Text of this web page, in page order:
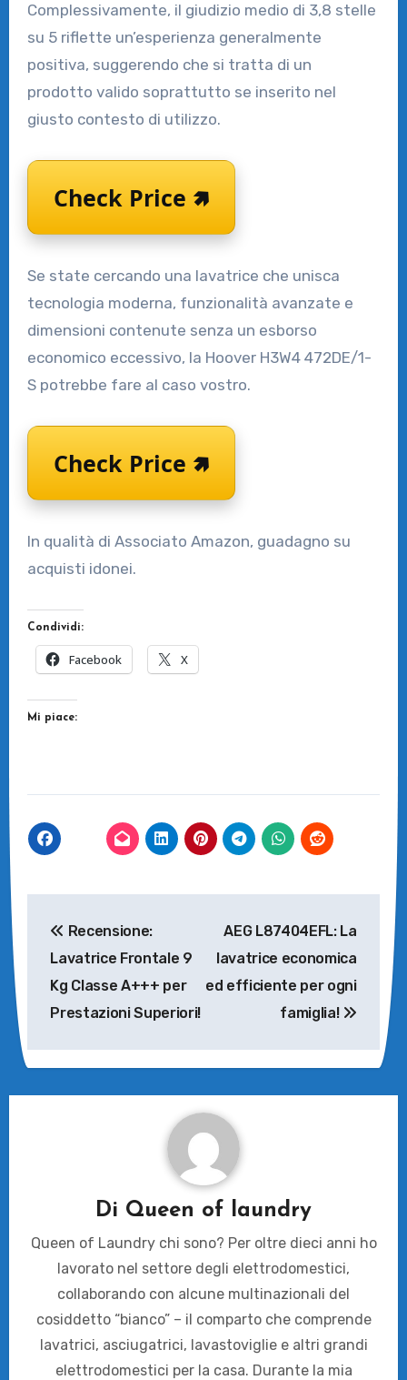
Complessivamente, il giudizio medio di 3,8 stelle
su 5 riflette un’esperienza generalmente
positiva, suggerendo che si tratta di un
prodotto valido soprattutto se inserito nel
giusto contesto di utilizzo.
Check Price 🢅
Se state cercando una lavatrice che unisca
tecnologia moderna, funzionalità avanzate e
dimensioni contenute senza un esborso
economico eccessivo, la Hoover H3W4 472DE/1-
S potrebbe fare al caso vostro.
Check Price 🢅
In qualità di Associato Amazon, guadagno su
acquisti idonei.
Condividi:
Facebook X
Mi piace:
articoli
Recensione:
Lavatrice Frontale 9
Kg Classe A+++ per
Prestazioni Superiori!
AEG L87404EFL: La
lavatrice economica
ed efficiente per ogni
famiglia!
Di Queen of laundry
Queen of Laundry chi sono? Per oltre dieci anni ho
lavorato nel settore degli elettrodomestici,
collaborando con alcune multinazionali del
cosiddetto “bianco” – il comparto che comprende
lavatrici, asciugatrici, lavastoviglie e altri grandi
elettrodomestici per la casa. Durante la mia